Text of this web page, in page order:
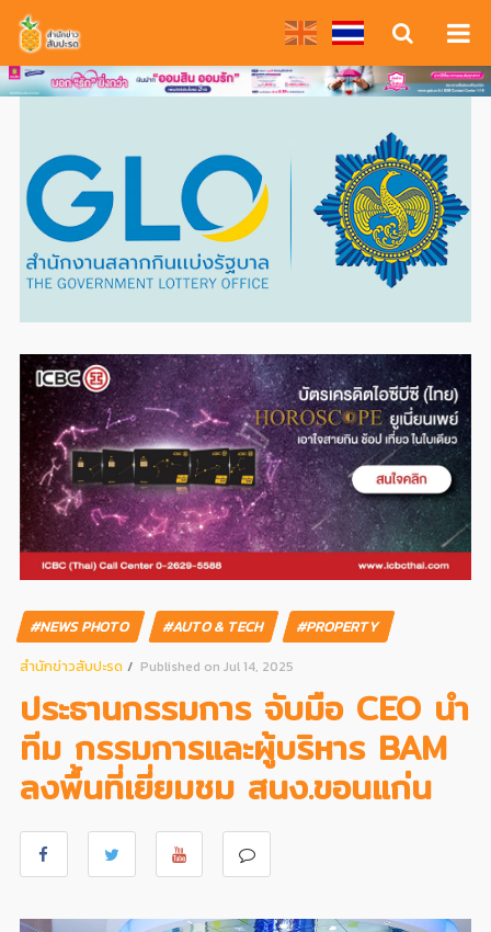
#NEWS PHOTO #AUTO & TECH
#PROPERTY
สํานักข่าวสับปะรด
Published on Jul 14, 2025
ประธานกรรมการ จับมือ CEO นำ
ทีม กรรมการและผู้บริหาร BAM
ลงพื้นที่เยี่ยมชม สนง.ขอนแก่น